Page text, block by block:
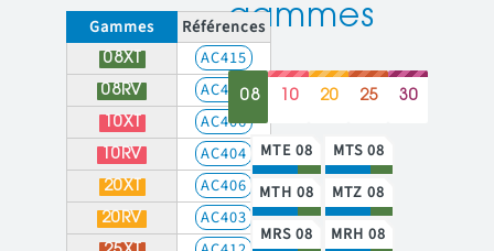
Gammes Références
08XT AC415
08RV AC416
10XT AC406
10RV AC404
20XT AC406
20RV AC403
gammes
08 10 20 25 30
MTE 08
MTS 08
MTH 08
MTZ 08
MRS 08
MRH 08